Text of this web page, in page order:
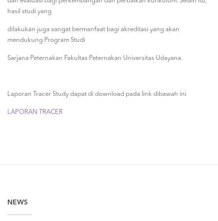
hasil studi yang
dilakukan juga sangat bermanfaat bagi akreditasi yang akan
mendukung Program Studi
Sarjana Peternakan Fakultas Peternakan Universitas Udayana.
Laporan Tracer Study dapat di download pada link dibawah ini
LAPORAN TRACER
NEWS